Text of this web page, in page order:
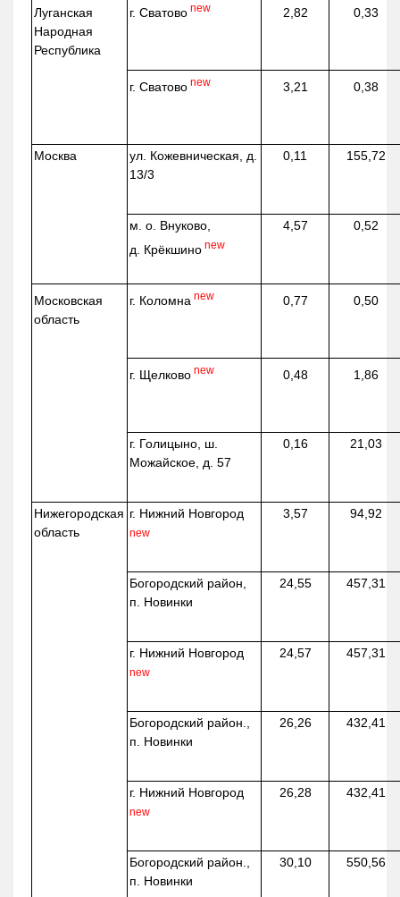
Луганская
Народная
Республика
г. Сватово new 2,82 0,33
г. Сватово new 3,21 0,38
Москва ул. Кожевническая , д.
13/3
0,11 155,72
м. о. Внуково,
д. Крёкшино new
4,57 0,52
Московская
область
г. Коломна new 0,77 0,50
г. Щелково new 0,48 1,86
г. Голицыно, ш.
Можайское, д. 57
0,16 21,03
Нижегородская
область
г. Нижний Новгород
new
3,57 94,92
Богородский район,
п. Новинки
24,55 457,31
г. Нижний Новгород
new
24,57 457,31
Богородский район.,
п. Новинки
26,26 432,41
г. Нижний Новгород
new
26,28 432,41
Богородский район.,
п. Новинки
30,10 550,56